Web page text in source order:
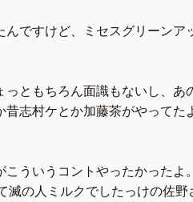
ですけど、ミセスグリーン
ともちろん面識もないし、
志村ケとか加藤茶がやって
ういうコントやったかった
の人ミルクでしたっけの佐